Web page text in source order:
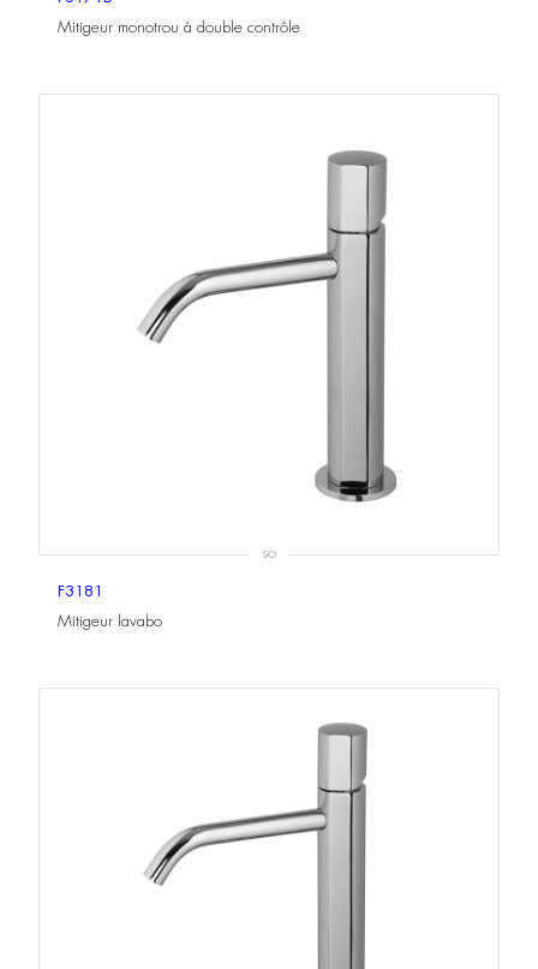
Mitigeur monotrou à double contrôle
SO
F3181
Mitigeur lavabo